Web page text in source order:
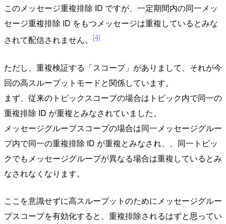
このメッセージ重複排除 ID ですが、一定期間内の同一メッ
セージ重複排除 ID をもつメッセージは重複しているとみな
されて配信されません。
[4]
ただし、重複検証する「スコープ」がありまして、それが今
回の高スループットモードと関係しています。
まず、従来のトピックスコープの場合はトピック内で同一の
重複排除 ID が重複とみなされていました。
メッセージグループスコープの場合は同一メッセージグルー
プ内で同一の重複排除 ID が重複とみなされ、、同一トピッ
クでもメッセージグループが異なる場合は重複しているとみ
なされなくなります。
ここを意識せずに高スループットのためにメッセージグルー
プスコープを有効化すると、重複排除されるはずと思ってい